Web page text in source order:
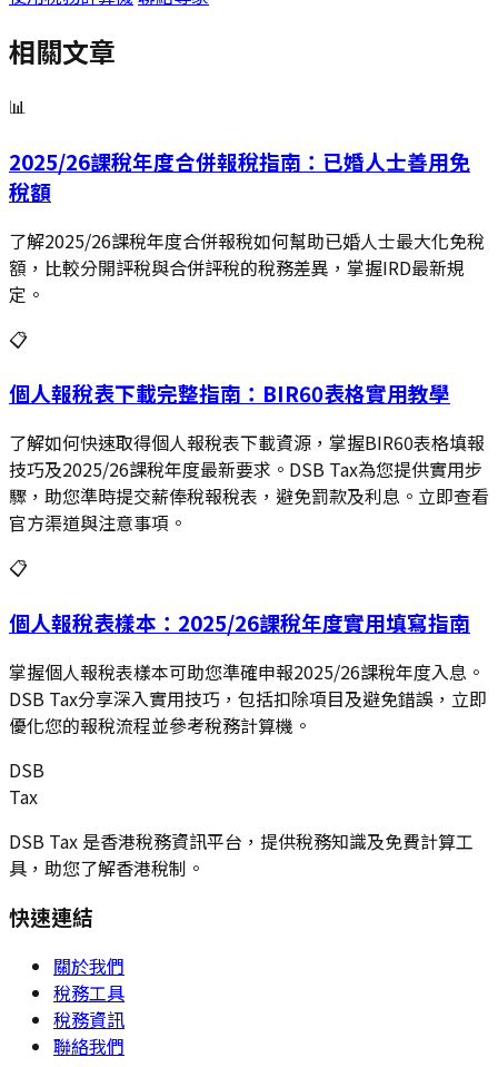
相關文章
📊
2025/26課稅年度合併報稅指南：已婚人士善用免
稅額
了解2025/26課稅年度合併報稅如何幫助已婚人士最大化免稅
額，比較分開評稅與合併評稅的稅務差異，掌握IRD最新規
定。
📋
個人報稅表下載完整指南：BIR60表格實用教學
了解如何快速取得個人報稅表下載資源，掌握BIR60表格填報
技巧及2025/26課稅年度最新要求。DSB Tax為您提供實用步
驟，助您準時提交薪俸稅報稅表，避免罰款及利息。立即查看
官方渠道與注意事項。
📋
個人報稅表樣本：2025/26課稅年度實用填寫指南
掌握個人報稅表樣本可助您準確申報2025/26課稅年度入息。
DSB Tax分享深入實用技巧，包括扣除項目及避免錯誤，立即
優化您的報稅流程並參考稅務計算機。
DSB
Tax
DSB Tax 是香港稅務資訊平台，提供稅務知識及免費計算工
具，助您了解香港稅制。
快速連結
關於我們
稅務工具
稅務資訊
聯絡我們